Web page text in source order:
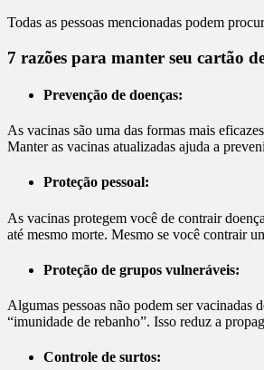
Todas as pessoas mencionadas podem
7 razões para manter seu cartão
Prevenção de doenças:
As vacinas são uma das formas mais
Manter as vacinas atualizadas ajuda a
Proteção pessoal:
As vacinas protegem você de contrair
até mesmo morte. Mesmo se você contrair
Proteção de grupos vulneráveis:
Algumas pessoas não podem ser vacinadas
“imunidade de rebanho”. Isso reduz a
Controle de surtos: